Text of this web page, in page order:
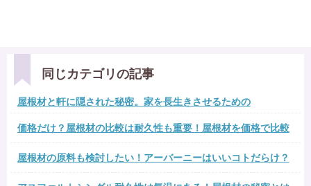
同じカテゴリの記事
屋根材と軒に隠された秘密。家を長生きさせるための
価格だけ？屋根材の比較は耐久性も重要！屋根材を価格で比較
屋根材の原料も検討したい！アーバーニーはいいコトだらけ？